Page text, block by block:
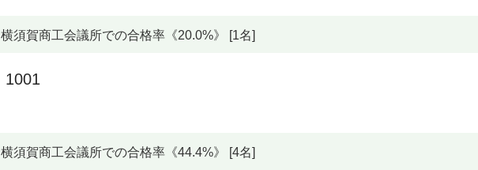
横須賀商工会議所での合格率《20.0%》 [1名]
1001
横須賀商工会議所での合格率《44.4%》 [4名]